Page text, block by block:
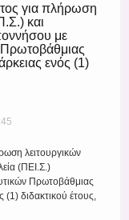
για πλήρωση
και
με
ενός (1)
λειτουργικών
(ΠΕΙ.Σ.)
Πρωτοβάθμιας
(1) διδακτικού έτους,